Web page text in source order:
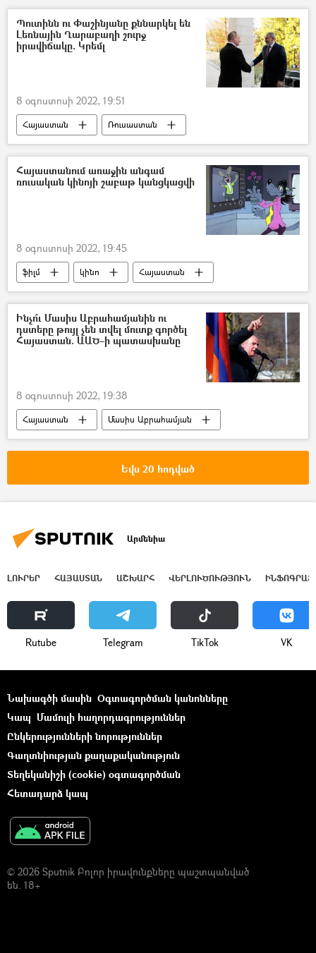
Պուտինն ու Փաշինյանը քննարկել են
Լեռնային Ղարաբաղի շուրջ
իրավիճակը. Կրեմլ
8 օգոստոսի 2022, 19:51
Հայաստան
Ռուսաստան
Վլադիմիր Պուտին
Լեռնային Ղարաբաղ
Հայաստանում առաջին անգամ
ռուսական կինոյի շաբաթ կանցկացվի
8 օգոստոսի 2022, 19:45
ֆիլմ կինո
Հայաստան
Ռուսաստան
մուլտֆիլմ
Ինչո՞ւ Մասիս Աբրահամյանին ու
դստերը թույլ չեն տվել մուտք գործել
Հայաստան. ԱԱԾ–ի պատասխանը
8 օգոստոսի 2022, 19:38
Հայաստան
Մասիս Աբրահամյան
ՀՀ ազգային անվտանգության ծառայություն. ԱԱԾ
Եվս 20 հոդված
Արմենիա
ԼՈՒՐԵՐ ՀԱՅԱՍՏԱՆ ԱՇԽԱՐՀ ՎԵՐԼՈՒԾՈՒԹՅՈՒՆ
Rutube Telegram ТikТоk VK
Նախագծի մասին Օգտագործման կանոնները
Կապ Մամուլի հաղորդագրություններ
Ընկերությունների նորություններ
Գաղտնիության քաղաքականություն
Տեղեկանիշի (cookie) օգտագործման
Հետադարձ կապ
© 2026 Sputnik Բոլոր իրավունքները պաշտպանված
են. 18+